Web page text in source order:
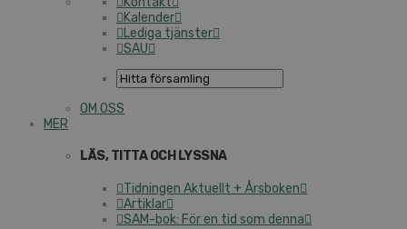
Kalender
Lediga tjänster
SAU
OM OSS
MER
LÄS, TITTA OCH LYSSNA
Tidningen Aktuellt + Årsboken
Artiklar
SAM-bok: För en tid som denna